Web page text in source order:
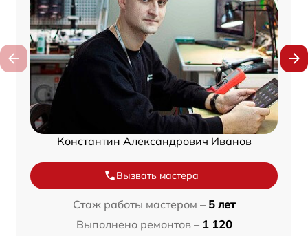
Константин Александрович Иванов
Вызвать мастера
Стаж работы мастером – 5 лет
Выполнено ремонтов – 1 120